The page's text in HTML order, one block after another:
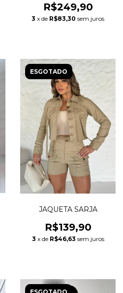
R$249,90
3 x de R$83,30 sem juros
ESGOTADO
JAQUETA SARJA
R$139,90
3 x de R$46,63 sem juros